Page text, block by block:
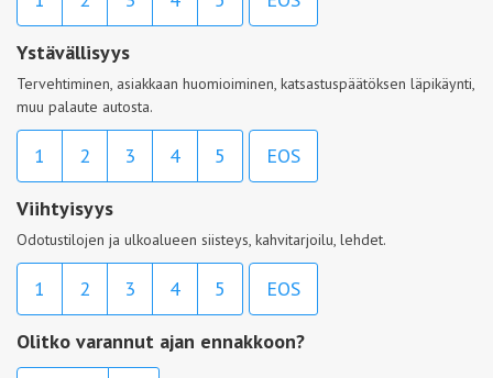
Ystävällisyys
Tervehtiminen, asiakkaan huomioiminen, katsastuspäätöksen läpikäynti,
muu palaute autosta.
1 2 3 4 5 EOS
Viihtyisyys
Odotustilojen ja ulkoalueen siisteys, kahvitarjoilu, lehdet.
1 2 3 4 5 EOS
Olitko varannut ajan ennakkoon?